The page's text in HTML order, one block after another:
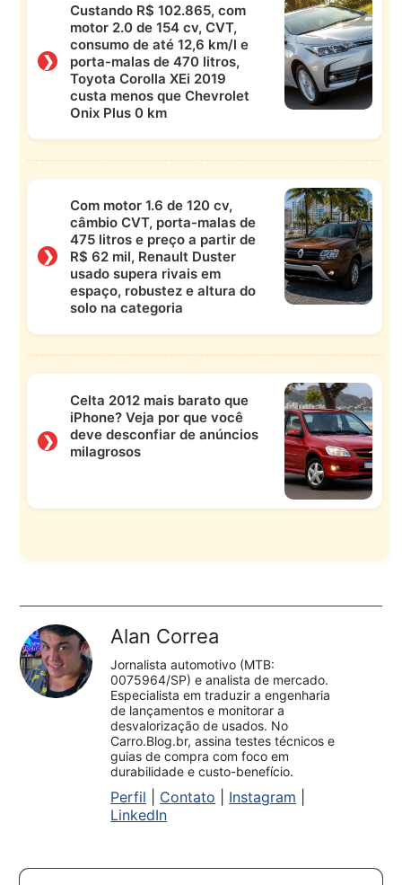
❯
Custando R$ 102.865, com
motor 2.0 de 154 cv, CVT,
consumo de até 12,6 km/l e
porta-malas de 470 litros,
Toyota Corolla XEi 2019
custa menos que Chevrolet
Onix Plus 0 km
❯
Com motor 1.6 de 120 cv,
câmbio CVT, porta-malas de
475 litros e preço a partir de
R$ 62 mil, Renault Duster
usado supera rivais em
espaço, robustez e altura do
solo na categoria
❯
Celta 2012 mais barato que
iPhone? Veja por que você
deve desconfiar de anúncios
milagrosos
Alan Correa
Jornalista automotivo (MTB:
0075964/SP) e analista de mercado.
Especialista em traduzir a engenharia
de lançamentos e monitorar a
desvalorização de usados. No
Carro.Blog.br, assina testes técnicos e
guias de compra com foco em
durabilidade e custo-benefício.
Perfil Contato Instagram
LinkedIn